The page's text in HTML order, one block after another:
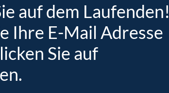
auf dem Laufenden!
Ihre E-Mail Adresse
Sie auf